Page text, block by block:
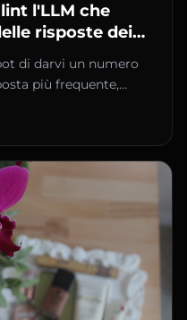
l'LLM che
risposte dei
di darvi un numero
più frequente,